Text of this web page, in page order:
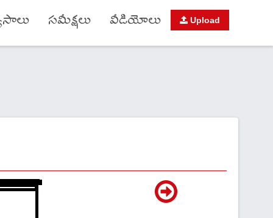
సమీక్షలు వీడియోలు Upload